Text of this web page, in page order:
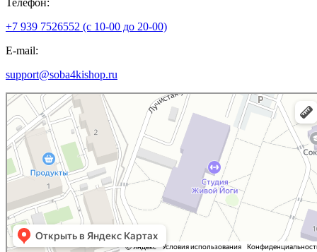
+7 939 7526552 (с 10-00 до 20-00)
E-mail:
support@soba4kishop.ru